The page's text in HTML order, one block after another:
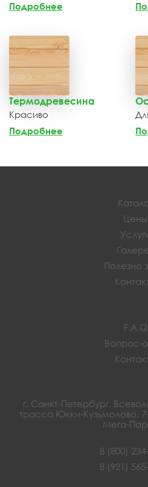
Подробнее
Термодревесина
Красиво
Подробнее
Цены
Полезно
F.A.Q
Вопрос-
г. Санкт-Петербург,
трасса Юкки-Кузьмолово,
Мега-
8 (800)
8 (921)